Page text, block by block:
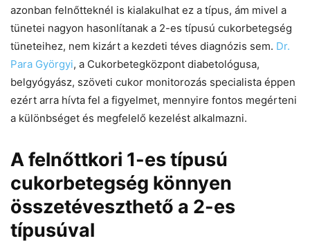
azonban felnőtteknél is kialakulhat ez a típus, ám mivel a
tünetei nagyon hasonlítanak a 2-es típusú cukorbetegség
tüneteihez, nem kizárt a kezdeti téves diagnózis sem. Dr.
Para Györgyi, a Cukorbetegközpont diabetológusa,
belgyógyász, szöveti cukor monitorozás specialista éppen
ezért arra hívta fel a figyelmet, mennyire fontos megérteni
a különbséget és megfelelő kezelést alkalmazni.
A felnőttkori 1-es típusú
cukorbetegség könnyen
összetéveszthető a 2-es
típusúval